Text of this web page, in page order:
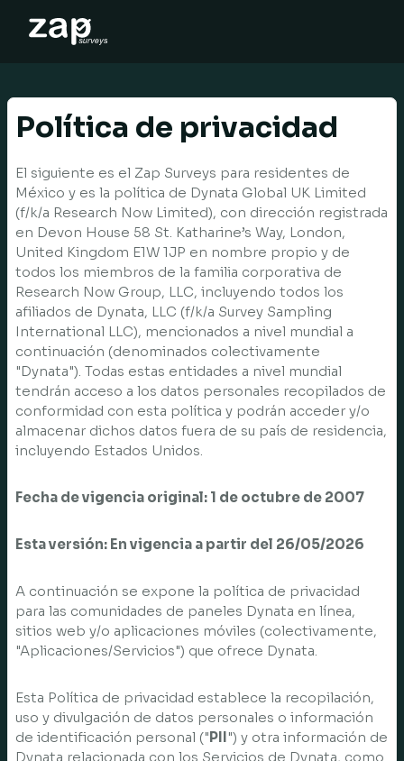
JA
Política de privacidad
El siguiente es el Zap Surveys para residentes de
México y es la política de Dynata Global UK Limited
(f/k/a Research Now Limited), con dirección registrada
en Devon House 58 St. Katharine’s Way, London,
United Kingdom E1W 1JP en nombre propio y de
todos los miembros de la familia corporativa de
Research Now Group, LLC, incluyendo todos los
afiliados de Dynata, LLC (f/k/a Survey Sampling
International LLC), mencionados a nivel mundial a
continuación (denominados colectivamente
"Dynata"). Todas estas entidades a nivel mundial
tendrán acceso a los datos personales recopilados de
conformidad con esta política y podrán acceder y/o
almacenar dichos datos fuera de su país de residencia,
incluyendo Estados Unidos.
Fecha de vigencia original: 1 de octubre de 2007
Esta versión: En vigencia a partir del 26/05/2026
A continuación se expone la política de privacidad
para las comunidades de paneles Dynata en línea,
sitios web y/o aplicaciones móviles (colectivamente,
"Aplicaciones/Servicios") que ofrece Dynata.
Esta Política de privacidad establece la recopilación,
uso y divulgación de datos personales o información
de identificación personal ("PII") y otra información de
Dynata relacionada con los Servicios de Dynata, como